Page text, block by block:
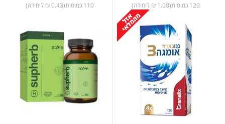
120 כמוסות(1.08 ₪ ליחידה) 110 כמוסות(0.43 ₪ ליחידה)